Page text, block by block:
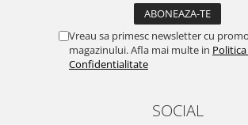
Vreau sa primesc newsletter cu
magazinului. Afla mai multe in
Confidentialitate
SOCIAL